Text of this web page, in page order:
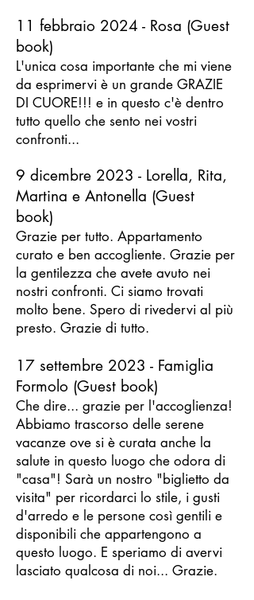
11 febbraio 2024 - Rosa (Guest
book)
L'unica cosa importante che mi viene
da esprimervi è un grande GRAZIE
DI CUORE!!! e in questo c'è dentro
tutto quello che sento nei vostri
confronti...
9 dicembre 2023 - Lorella, Rita,
Martina e Antonella (Guest
book)
Grazie per tutto. Appartamento
curato e ben accogliente. Grazie per
la gentilezza che avete avuto nei
nostri confronti. Ci siamo trovati
molto bene. Spero di rivedervi al più
presto. Grazie di tutto.
17 settembre 2023 - Famiglia
Formolo (Guest book)
Che dire... grazie per l'accoglienza!
Abbiamo trascorso delle serene
vacanze ove si è curata anche la
salute in questo luogo che odora di
"casa"! Sarà un nostro "biglietto da
visita" per ricordarci lo stile, i gusti
d'arredo e le persone così gentili e
disponibili che appartengono a
questo luogo. E speriamo di avervi
lasciato qualcosa di noi... Grazie.